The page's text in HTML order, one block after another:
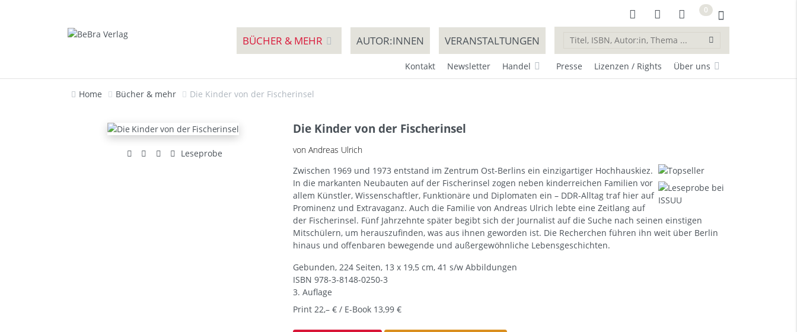
0
BÜCHER & MEHR AUTOR:INNEN VERANSTALTUNGEN
Kontakt Newsletter Handel Presse Lizenzen / Rights Über uns
Home Bücher & mehr Die Kinder von der Fischerinsel
Leseprobe
Die Kinder von der Fischerinsel
von Andreas Ulrich
Zwischen 1969 und 1973 entstand im Zentrum Ost-Berlins ein einzigartiger Hochhauskiez.
In die markanten Neubauten auf der Fischerinsel zogen neben kinderreichen Familien vor
allem Künstler, Wissenschaftler, Funktionäre und Diplomaten ein – DDR-Alltag traf hier auf
Prominenz und Extravaganz. Auch die Familie von Andreas Ulrich lebte eine Zeitlang auf
der Fischerinsel. Fünf Jahrzehnte später begibt sich der Journalist auf die Suche nach seinen einstigen
Mitschülern, um herauszufinden, was aus ihnen geworden ist. Die Recherchen führen ihn weit über Berlin
hinaus und offenbaren bewegende und außergewöhnliche Lebensgeschichten.
Gebunden, 224 Seiten, 13 x 19,5 cm, 41 s/w Abbildungen
ISBN 978-3-8148-0250-3
3. Auflage
Print 22,– € / E-Book 13,99 €